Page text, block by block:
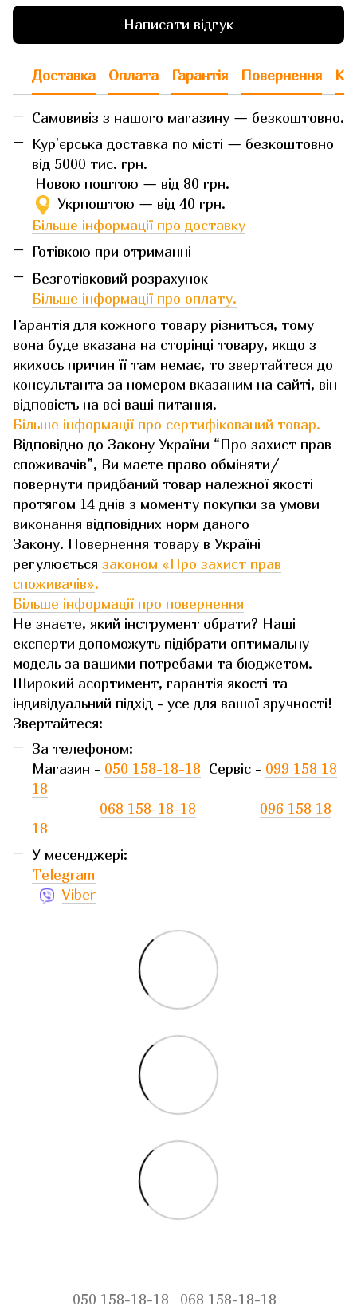
Написати відгук
Доставка Оплата Гарантія Повернення
Самовивіз з нашого магазину — безкоштовно.
Кур'єрська доставка по місті — безкоштовно
від 5000 тис. грн.
Новою поштою — від 80 грн.
Укрпоштою — від 40 грн.
Більше інформації про доставку
Готівкою при отриманні
Безготівковий розрахунок
Більше інформації про оплату.
Гарантія для кожного товару різниться, тому
вона буде вказана на сторінці товару, якщо з
якихось причин її там немає, то звертайтеся до
консультанта за номером вказаним на сайті, він
відповість на всі ваші питання.
Більше інформації про сертифікований товар.
Відповідно до Закону України “Про захист прав
споживачів”, Ви маєте право обміняти/
повернути придбаний товар належної якості
протягом 14 днів з моменту покупки за умови
виконання відповідних норм даного
Закону. Повернення товару в Україні
регулюється законом «Про захист прав
споживачів».
Більше інформації про повернення
Не знаєте, який інструмент обрати? Наші
експерти допоможуть підібрати оптимальну
модель за вашими потребами та бюджетом.
Широкий асортимент, гарантія якості та
індивідуальний підхід - усе для вашої зручності!
Звертайтеся:
За телефоном:
Магазин - 050 158-18-18 Сервіс - 099 158 18
18
068 158-18-18
096 158 18
18
У месенджері:
Telegram
Viber
050 158-18-18 068 158-18-18